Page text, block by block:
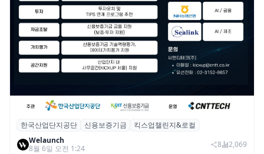
산단공·신보, 2026 ‘킥스업 챌린지&로컬’ 참
여 스타트업 모집
한국산업단지공단 신용보증기금
킥스업챌린지&로컬
Welaunch
8월 6일 오전 1:24
8 2,069